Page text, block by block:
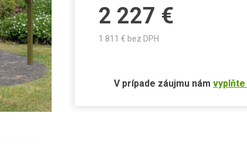
2 227 €
1 811 € bez DPH
V prípade záujmu nám